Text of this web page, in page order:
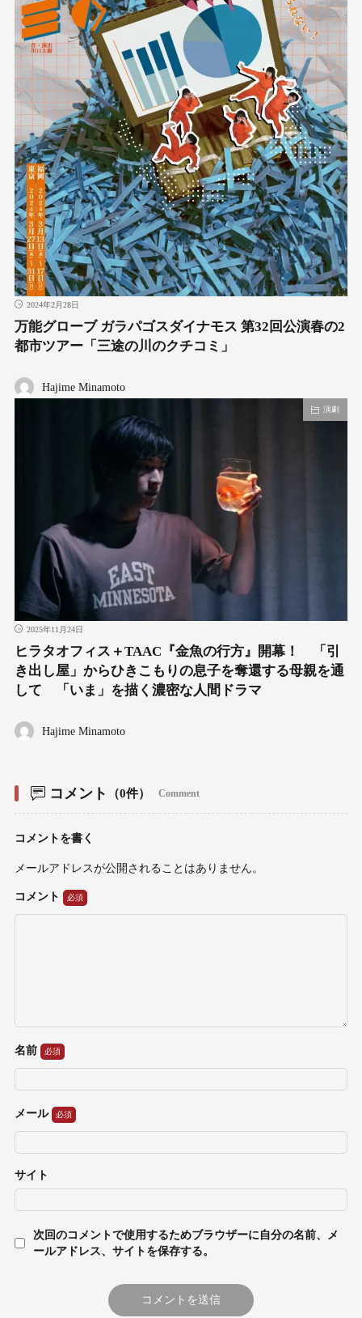
2024年2月28日
万能グローブ ガラパゴスダイナモス 第32回公演春の2
都市ツアー「三途の川のクチコミ」
Hajime Minamoto
演劇
2025年11月24日
ヒラタオフィス＋TAAC『金魚の行方』開幕！ 「引
き出し屋」からひきこもりの息子を奪還する母親を通
して 「いま」を描く濃密な人間ドラマ
Hajime Minamoto
コメント （0件） Comment
コメントを書く
メールアドレスが公開されることはありません。
コメント
名前
メール
サイト
次回のコメントで使用するためブラウザーに自分の名前、メ
ールアドレス、サイトを保存する。